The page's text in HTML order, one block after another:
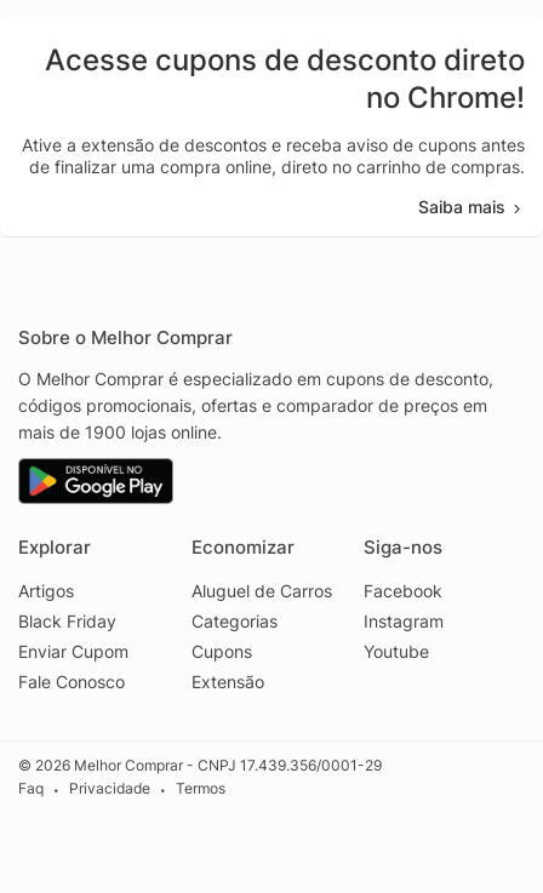
Acesse cupons de desconto direto
no Chrome!
Ative a extensão de descontos e receba aviso de cupons antes
de finalizar uma compra online, direto no carrinho de compras.
Saiba mais
Sobre o Melhor Comprar
O Melhor Comprar é especializado em cupons de desconto,
códigos promocionais, ofertas e comparador de preços em
mais de 1900 lojas online.
Explorar
Artigos
Black Friday
Enviar Cupom
Fale Conosco
Economizar
Aluguel de Carros
Categorias
Cupons
Extensão
Siga-nos
Facebook
Instagram
Youtube
© 2026 Melhor Comprar - CNPJ 17.439.356/0001-29
Faq
• Privacidade • Termos